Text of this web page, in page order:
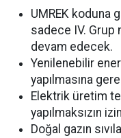
UMREK koduna
sadece IV. Grup
devam edecek.
Yenilenebilir
yapılmasına
Elektrik üretim
yapılmaksızın
Doğal gazın